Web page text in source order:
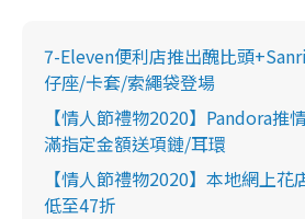
7-Eleven便利店推出醜比頭
仔座/卡套/索繩袋登場
【情人節禮物2020】Pandora推
滿指定金額送項鏈/耳環
【情人節禮物2020】本地網上花
低至47折